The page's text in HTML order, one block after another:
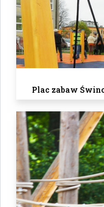
Plac zabaw